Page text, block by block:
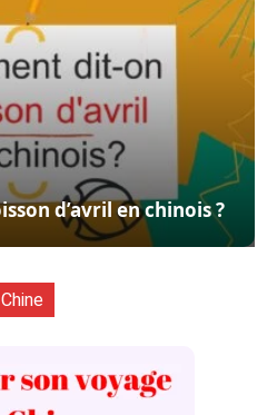
d’avril en chinois ?